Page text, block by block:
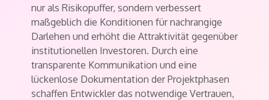
nur als Risikopuffer, sondern verbessert
maßgeblich die Konditionen für nachrangige
Darlehen und erhöht die Attraktivität gegenüber
institutionellen Investoren. Durch eine
transparente Kommunikation und eine
lückenlose Dokumentation der Projektphasen
schaffen Entwickler das notwendige Vertrauen,